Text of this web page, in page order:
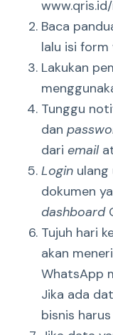
Baca
lalu isi
Lakukan
Tunggu
dan
dari email
Login
dokumen
dashboard
Tujuh hari
akan
WhatsApp
Jika ada
bisnis